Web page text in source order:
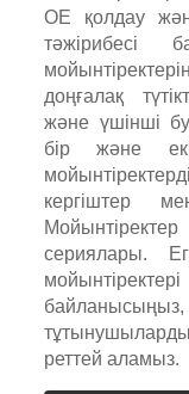
OE қолдау
тәжірибесі
доңғалақ
және үшінші
бір және
кергіштер
сериялары.
реттей аламыз.